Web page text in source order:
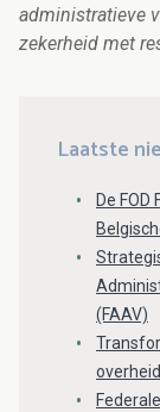
administratieve
zekerheid met
Laatste
De
(FAAV)